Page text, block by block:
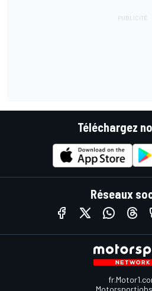
Téléchargez
Réseaux